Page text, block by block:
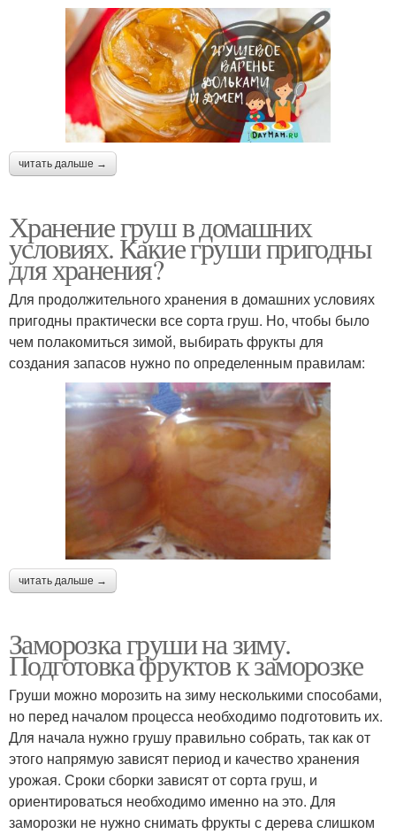
читать дальше →
Хранение груш в домашних
условиях. Какие груши пригодны
для хранения?
Для продолжительного хранения в домашних условиях
пригодны практически все сорта груш. Но, чтобы было
чем полакомиться зимой, выбирать фрукты для
создания запасов нужно по определенным правилам:
читать дальше →
Заморозка груши на зиму.
Подготовка фруктов к заморозке
Груши можно морозить на зиму несколькими способами,
но перед началом процесса необходимо подготовить их.
Для начала нужно грушу правильно собрать, так как от
этого напрямую зависят период и качество хранения
урожая. Сроки сборки зависят от сорта груш, и
ориентироваться необходимо именно на это. Для
заморозки не нужно снимать фрукты с дерева слишком